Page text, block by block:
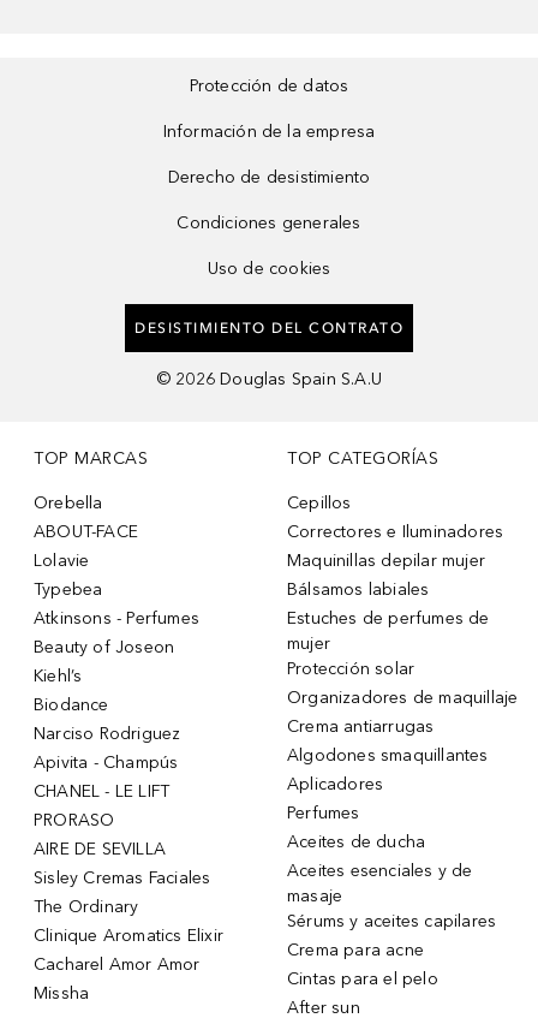
Protección de datos
Información de la empresa
Derecho de desistimiento
Condiciones generales
Uso de cookies
DESISTIMIENTO DEL CONTRATO
© 2026 Douglas Spain S.A.U
TOP MARCAS
Orebella
ABOUT-FACE
Lolavie
Typebea
Atkinsons - Perfumes
Beauty of Joseon
Kiehl’s
Biodance
Narciso Rodriguez
Apivita - Champús
CHANEL - LE LIFT
PRORASO
AIRE DE SEVILLA
Sisley Cremas Faciales
The Ordinary
Clinique Aromatics Elixir
Cacharel Amor Amor
Missha
TOP CATEGORÍAS
Cepillos
Correctores e Iluminadores
Maquinillas depilar mujer
Bálsamos labiales
Estuches de perfumes de
mujer
Protección solar
Organizadores de maquillaje
Crema antiarrugas
Algodones smaquillantes
Aplicadores
Perfumes
Aceites de ducha
Aceites esenciales y de
masaje
Sérums y aceites capilares
Crema para acne
Cintas para el pelo
After sun